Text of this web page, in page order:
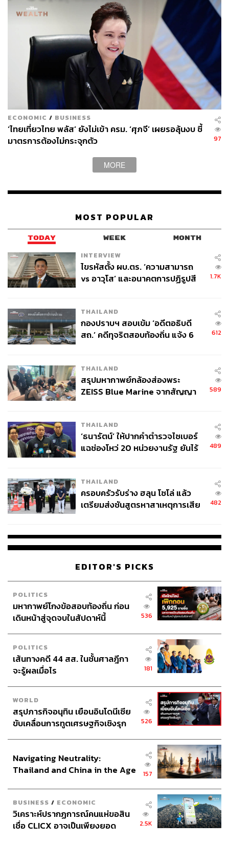
ECONOMIC / BUSINESS
‘ไทยเที่ยวไทย พลัส’ ยังไม่เข้า ครม. ‘ศุภจี’ เผยรอลุ้นงบ ชี้
มาตรการต้องไม่กระจุกตัว
97
MORE
MOST POPULAR
TODAY WEEK MONTH
INTERVIEW
ไขรหัสตั้ง ผบ.ตร. ‘ความสามารถ
vs อาวุโส’ และอนาคตการปฏิรูปสี
1.7K
THAILAND
กองปราบฯ สอบเข้ม ‘อดีตอธิบดี
สถ.’ คดีทุจริตสอบท้องถิ่น แจ้ง 6
612
THAILAND
สรุปมหากาพย์กล้องส่องพระ
ZEISS Blue Marine จากสัญญา
จ่ายหนี้-แอบระบุแบรนด์
589
THAILAND
‘ธนารัตน์’ ให้ปากคำตำรวจไซเบอร์
แฉช่องโหว่ 20 หน่วยงานรัฐ ยันไร้
489
THAILAND
ครอบครัวรับร่าง ฮลุน โซโล่ แล้ว
เตรียมส่งชันสูตรหาสาเหตุการเสีย
482
EDITOR'S PICKS
POLITICS
มหากาพย์โกงข้อสอบท้องถิ่น ก่อน
เดินหน้าสู่จุดจบในสัปดาห์นี้
536
POLITICS
เส้นทางคดี 44 สส. ในชั้นศาลฎีกา
จะรู้ผลเมื่อไร
181
WORLD
สรุปภารกิจอนุทิน เยือนอินโดนีเซีย
ขับเคลื่อนการทูตเศรษฐกิจเชิงรุก
526
Navigating Neutrality:
Thailand and China in the Age
157
BUSINESS / ECONOMIC
วิเคราะห์ปรากฏการณ์คนแห่ขอสิน
เชื่อ CLICX อาจเป็นเพียงยอด
2.5K